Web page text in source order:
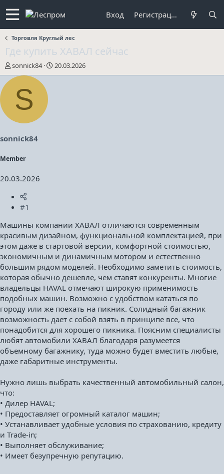
Вход Регистрация
Торговля Круглый лес
Где купить ХАВАЛ сейчас
А
в
е
ы
sonnick84
Д
а
20.03.2026
S
sonnick84
Member
20.03.2026
#1
Машины компании ХАВАЛ отличаются современным
красивым дизайном, функциональной комплектацией, при
этом даже в стартовой версии, комфортной стоимостью,
экономичным и динамичным мотором и естественно
большим рядом моделей. Необходимо заметить стоимость,
которая обычно дешевле, чем ставят конкуренты. Многие
владельцы HAVAL отмечают широкую применимость
подобных машин. Возможно с удобством кататься по
городу или же поехать на пикник. Солидный багажник
возможность дает с собой взять в принципе все, что
понадобится для хорошего пикника. Поясним специалисты
любят автомобили ХАВАЛ благодаря разумеется
объемному багажнику, туда можно будет вместить любые,
даже габаритные инструменты.
Нужно лишь выбрать качественный автомобильный салон,
что:
• Дилер HAVAL;
• Предоставляет огромный каталог машин;
• Устанавливает удобные условия по страхованию, кредиту
и Trade-in;
• Выполняет обслуживание;
• Имеет безупречную репутацию.